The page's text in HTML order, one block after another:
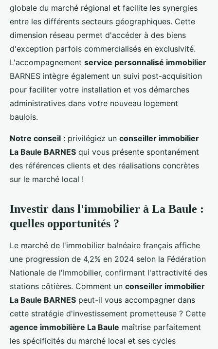
globale du marché régional et facilite les synergies
entre les différents secteurs géographiques. Cette
dimension réseau permet d'accéder à des biens
d'exception parfois commercialisés en exclusivité.
L'accompagnement service personnalisé immobilier
BARNES intègre également un suivi post-acquisition
pour faciliter votre installation et vos démarches
administratives dans votre nouveau logement
baulois.
Notre conseil : privilégiez un conseiller immobilier
La Baule BARNES qui vous présente spontanément
des références clients et des réalisations concrètes
sur le marché local !
Investir dans l'immobilier à La Baule :
quelles opportunités ?
Le marché de l'immobilier balnéaire français affiche
une progression de 4,2% en 2024 selon la Fédération
Nationale de l'Immobilier, confirmant l'attractivité des
stations côtières. Comment un conseiller immobilier
La Baule BARNES peut-il vous accompagner dans
cette stratégie d'investissement prometteuse ? Cette
agence immobilière La Baule maîtrise parfaitement
les spécificités du marché local et ses cycles